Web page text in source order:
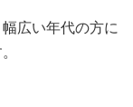
広い年代の方に